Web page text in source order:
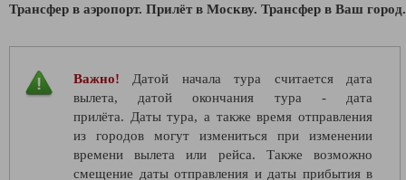
Трансфер в аэропорт. Прилёт в Москву. Трансфер в Ваш город.
Важно!
Датой начала тура считается дата
вылета, датой окончания тура - дата
прилёта. Даты тура, а также время отправления
из городов могут измениться при изменении
времени вылета или рейса. Также возможно
смещение даты отправления и даты прибытия в